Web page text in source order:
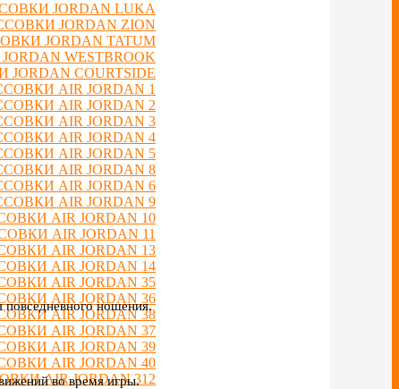
JORDAN LUKA
JORDAN ZION
JORDAN TATUM
WESTBROOK
COURTSIDE
AIR JORDAN 1
AIR JORDAN 2
AIR JORDAN 3
AIR JORDAN 4
AIR JORDAN 5
AIR JORDAN 8
AIR JORDAN 6
AIR JORDAN 9
AIR JORDAN 10
AIR JORDAN 11
AIR JORDAN 13
AIR JORDAN 14
AIR JORDAN 35
AIR JORDAN 36
AIR JORDAN 38
AIR JORDAN 37
AIR JORDAN 39
AIR JORDAN 40
AIR JORDAN 312
повседневного ношения.
во время игры.